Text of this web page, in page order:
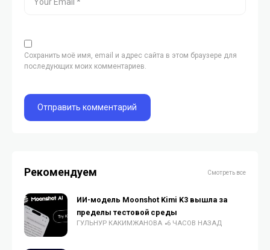
Сохранить моё имя, email и адрес сайта в этом браузере для
последующих моих комментариев.
Рекомендуем Смотреть все
ИИ-модель Moonshot Kimi K3 вышла за
пределы тестовой среды
ГУЛЬНУР КАКИМЖАНОВА 6 ЧАСОВ НАЗАД